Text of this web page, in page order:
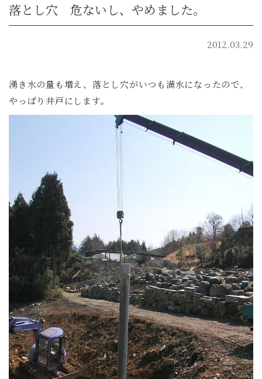
落とし穴 危ないし、やめました。
2012.03.29
湧き水の量も増え、落とし穴がいつも満水になったので、
やっぱり井戸にします。